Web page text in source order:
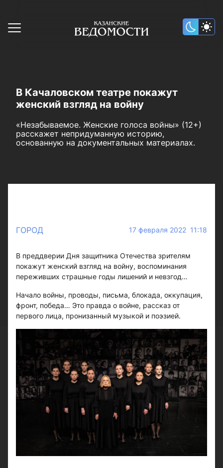
В Качаловском театре покажут
женский взгляд на войну
«Незабываемое. Женские голоса войны» (12+)
расскажет непридуманную историю,
основанную на документальных материалах.
ГОРОД 17 февраля 2022 11:18
В преддверии Дня защитника Отечества зрителям
покажут женский взгляд на войну, воспоминания
переживших страшные годы лишений и невзгод…
Начало войны, проводы, письма, блокада, оккупация,
фронт, победа… Это правда о войне, рассказ от
первого лица, пронизанный музыкой и поэзией.